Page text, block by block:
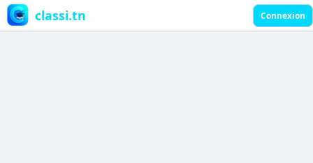
classi.tn Connexion